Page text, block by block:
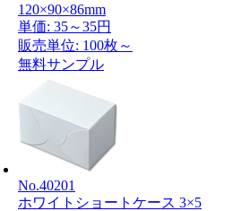
120×90×86mm
単価: 35～35円
販売単位: 100枚～
無料サンプル
No.40201
ホワイトショートケース 3×5